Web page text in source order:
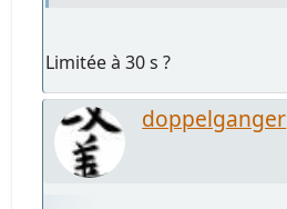
Limitée à 30 s ?
doppelganger